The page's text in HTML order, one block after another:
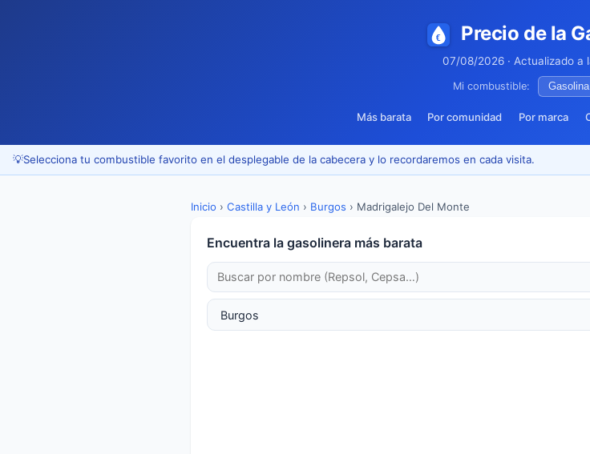
Precio de la
07/08/2026 · Actualizado a
Mi combustible:
Más barata Por comunidad Por marca
💡Selecciona tu combustible favorito en el desplegable de la cabecera y lo recordaremos en cada visita.
Inicio › Castilla y León › Burgos › Madrigalejo Del Monte
Encuentra la gasolinera más barata